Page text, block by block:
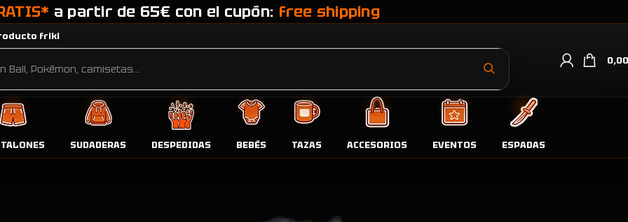
a partir de 65€ con el cupón: free shipping
friki
0,00
SUDADERAS DESPEDIDAS BEBÉS TAZAS ACCESORIOS EVENTOS ESPADAS